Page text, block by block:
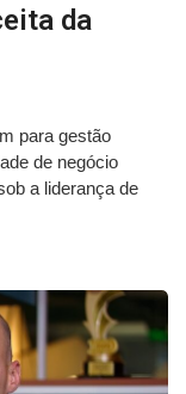
da
para gestão
de negócio
a liderança de